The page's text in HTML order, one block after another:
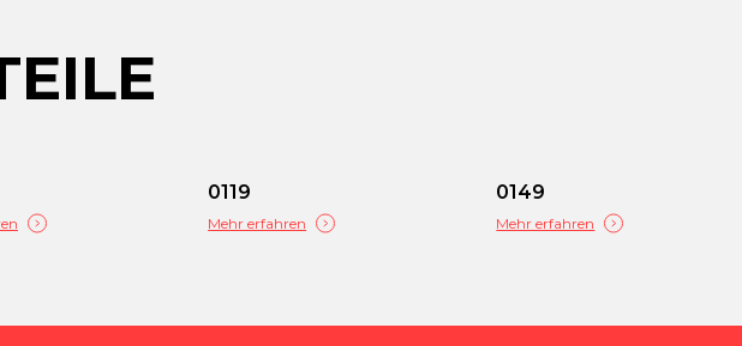
0119
Mehr erfahren
0149
Mehr erfahren